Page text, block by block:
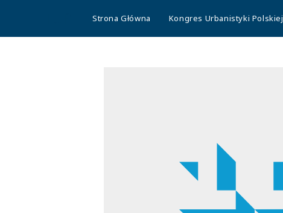
Strona Główna Kongres Urbanistyki Polskiej